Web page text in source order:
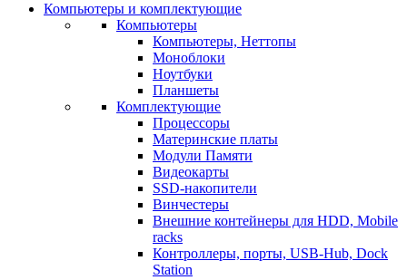
Компьютеры и комплектующие
Компьютеры
Компьютеры, Неттопы
Моноблоки
Ноутбуки
Планшеты
Комплектующие
Процессоры
Материнские платы
Модули Памяти
Видеокарты
SSD-накопители
Винчестеры
Внешние контейнеры для HDD, Mobile
racks
Контроллеры, порты, USB-Hub, Dock
Station